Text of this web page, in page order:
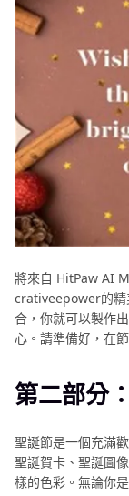
將來自 HitPaw AI
crativееpowеr的精
合，你就可以製作
心。請準備好，在
第二部分
聖誕節是一個充滿
聖誕賀卡、聖誕圖
樣的色彩。無論你